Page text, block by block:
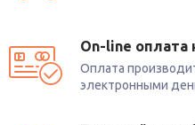
On-line оплата
Оплата
электронными